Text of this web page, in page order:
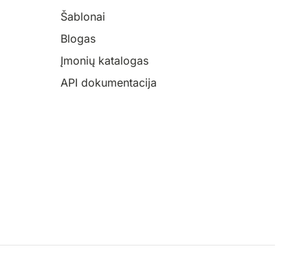
Šablonai
Blogas
Įmonių katalogas
API dokumentacija